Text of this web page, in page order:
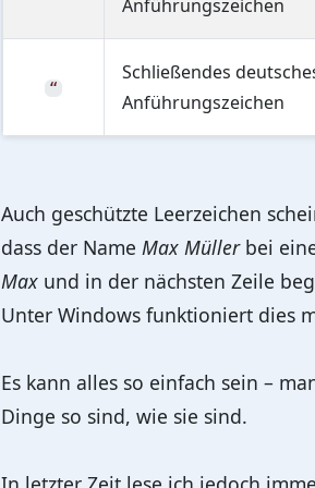
Anführungszeichen
“
Schließendes
Anführungszeichen
Auch geschützte Leerzeichen
dass der Name Max Müllerbei
Max und in der nächsten Zeile
Unter Windows funktioniert dies
Es kann alles so einfach sein –
Dinge so sind, wie sie sind.